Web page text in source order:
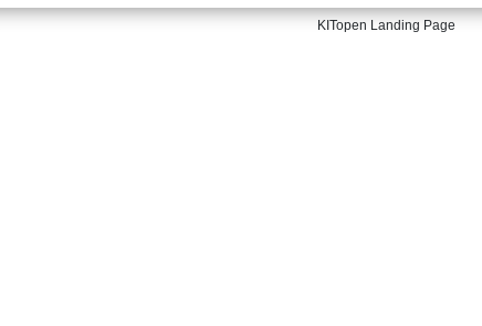
KITopen Landing Page